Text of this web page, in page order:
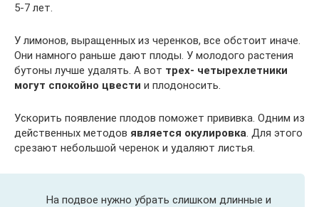
5-7 лет.
У лимонов, выращенных из черенков, все обстоит иначе.
Они намного раньше дают плоды. У молодого растения
бутоны лучше удалять. А вот трех- четырехлетники
могут спокойно цвести и плодоносить.
Ускорить появление плодов поможет прививка. Одним из
действенных методов является окулировка. Для этого
срезают небольшой черенок и удаляют листья.
На подвое нужно убрать слишком длинные и